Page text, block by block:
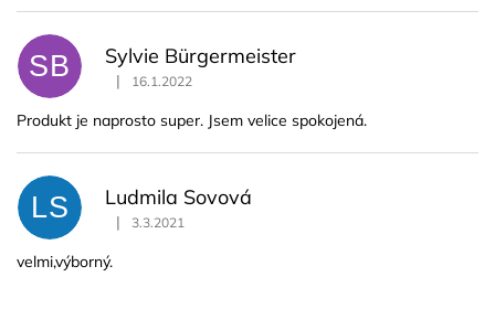
SB Sylvie Bürgermeister
Hodnotenie produktu je 5 z 5 hviezdičiek.
| 16.1.2022
Produkt je naprosto super. Jsem velice spokojená.
LS Ludmila Sovová
Hodnotenie produktu je 5 z 5 hviezdičiek.
| 3.3.2021
velmi,výborný.